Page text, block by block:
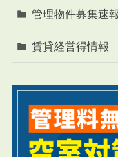
管理物件募集速報
賃貸経営得情報